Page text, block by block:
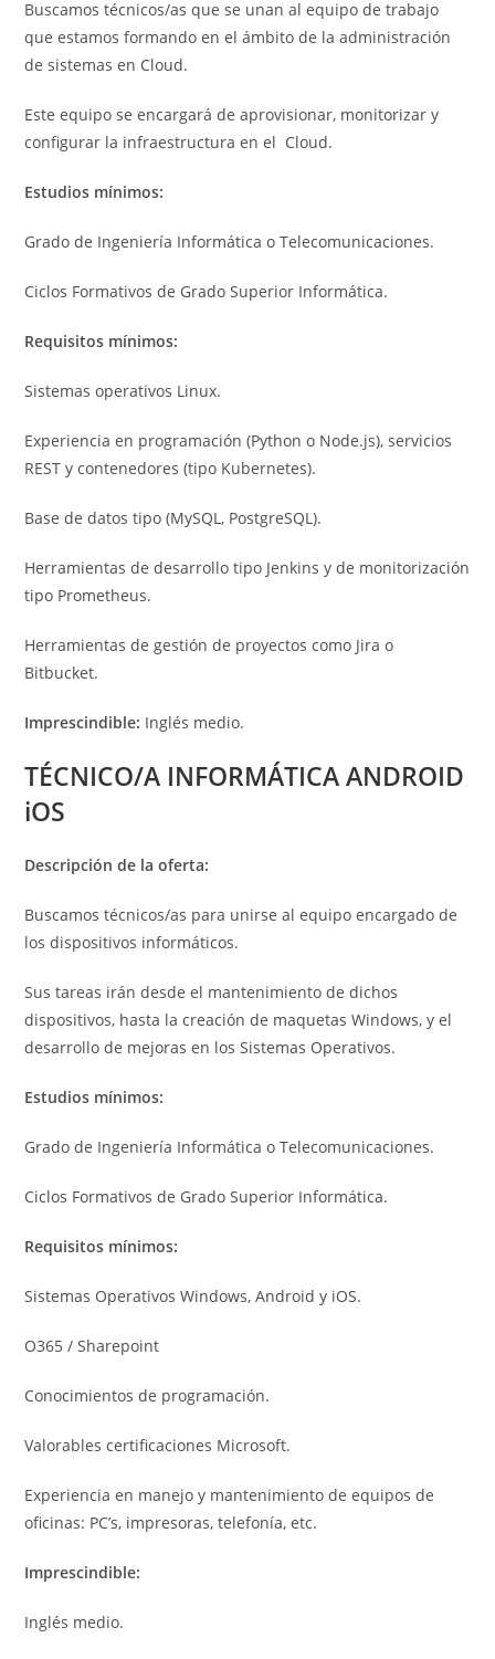
Buscamos técnicos/as que se unan al equipo de trabajo
que estamos formando en el ámbito de la administración
de sistemas en Cloud.
Este equipo se encargará de aprovisionar, monitorizar y
configurar la infraestructura en el Cloud.
Estudios mínimos:
Grado de Ingeniería Informática o Telecomunicaciones.
Ciclos Formativos de Grado Superior Informática.
Requisitos mínimos:
Sistemas operativos Linux.
Experiencia en programación (Python o Node.js), servicios
REST y contenedores (tipo Kubernetes).
Base de datos tipo (MySQL, PostgreSQL).
Herramientas de desarrollo tipo Jenkins y de monitorización
tipo Prometheus.
Herramientas de gestión de proyectos como Jira o
Bitbucket.
Imprescindible: Inglés medio.
TÉCNICO/A INFORMÁTICA ANDROID
iOS
Descripción de la oferta:
Buscamos técnicos/as para unirse al equipo encargado de
los dispositivos informáticos.
Sus tareas irán desde el mantenimiento de dichos
dispositivos, hasta la creación de maquetas Windows, y el
desarrollo de mejoras en los Sistemas Operativos.
Estudios mínimos:
Grado de Ingeniería Informática o Telecomunicaciones.
Ciclos Formativos de Grado Superior Informática.
Requisitos mínimos:
Sistemas Operativos Windows, Android y iOS.
O365 / Sharepoint
Conocimientos de programación.
Valorables certificaciones Microsoft.
Experiencia en manejo y mantenimiento de equipos de
oficinas: PC’s, impresoras, telefonía, etc.
Imprescindible:
Inglés medio.